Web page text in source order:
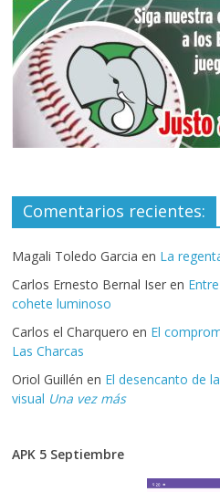
Comentarios recientes:
Magali Toledo Garcia en La
Carlos Ernesto Bernal Iser en
cohete luminoso
Carlos el Charquero en El
Las Charcas
Oriol Guillén en El desencanto de
visual Una vez más
APK 5 Septiembre